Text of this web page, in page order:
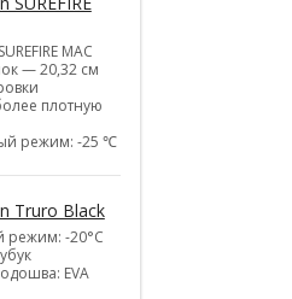
MAC
— 20,32 см
плотную
режим: -25 ℃
Truro Black
режим: -20°С
EVA